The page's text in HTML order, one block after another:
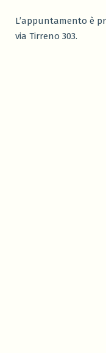
L’appuntamento è
via Tirreno 303.